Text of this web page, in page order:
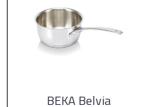
BEKA Belvia